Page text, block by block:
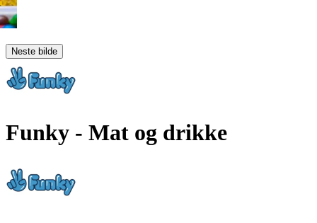
Neste bilde
Funky - Mat og drikke